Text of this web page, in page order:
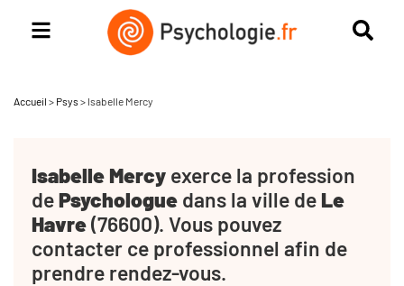
Accueil > Psys > Isabelle Mercy
Isabelle Mercy exerce la profession
dePsychologue dans la ville de Le
Havre(76600). Vous pouvez
contacter ce professionnel afin de
prendre rendez-vous.